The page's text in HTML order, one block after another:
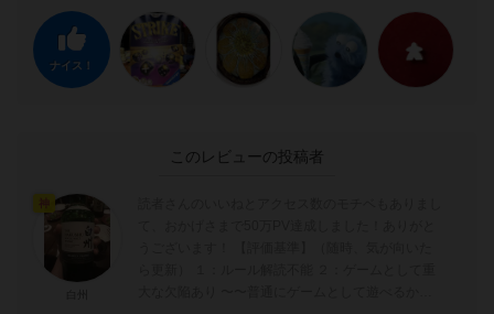
ナイス！
このレビューの投稿者